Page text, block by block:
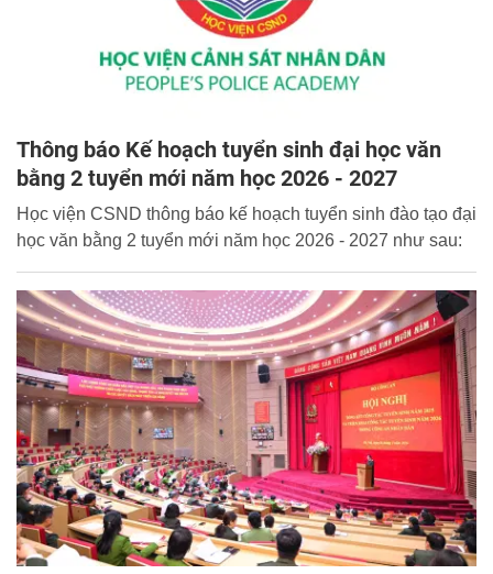
Thông báo Kế hoạch tuyển sinh đại học văn
bằng 2 tuyển mới năm học 2026 - 2027
Học viện CSND thông báo kế hoạch tuyển sinh đào tạo đại
học văn bằng 2 tuyển mới năm học 2026 - 2027 như sau: